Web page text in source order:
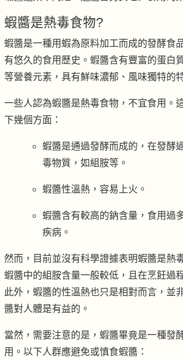
蝦醬是熱毒食物?
蝦醬是一種用蝦為原料加工而成的發酵食
有悠久的食用歷史。蝦醬含有豐富的蛋白
等營養元素，具有鮮味濃郁、風味獨特的
一些人認為蝦醬是熱毒食物，不宜食用。
下幾個方面：
蝦醬是通過發酵而成的，在發酵
毒物質，如組胺等。
蝦醬性溫熱，容易上火。
蝦醬含有較高的鈉含量，食用過
疾病。
然而，目前並沒有科學證據表明蝦醬是熱
蝦醬中的組胺含量一般較低，且在烹飪過
此外，蝦醬的性溫熱也只是相對而言，並
醬對人體是有益的。
當然，需要注意的是，蝦醬畢竟是一種發
用。以下人群應避免或慎食蝦醬：